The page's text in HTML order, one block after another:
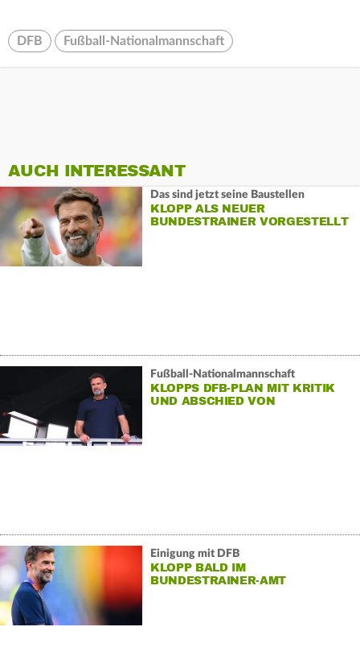
DFB Fußball-Nationalmannschaft
AUCH INTERESSANT
Das sind jetzt seine Baustellen
KLOPP ALS NEUER
BUNDESTRAINER VORGESTELLT
Fußball-Nationalmannschaft
KLOPPS DFB-PLAN MIT KRITIK
UND ABSCHIED VON
Einigung mit DFB
KLOPP BALD IM
BUNDESTRAINER-AMT